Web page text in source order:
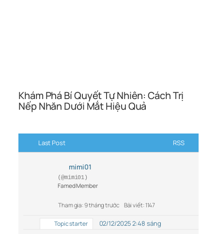
Khám Phá Bí Quyết Tự Nhiên: Cách Trị
Nếp Nhăn Dưới Mắt Hiệu Quả
Last Post RSS
mimi01
(@mimi01)
Famed Member
Tham gia: 9 tháng trước Bài viết: 1147
Topic starter 02/12/2025 2:48 sáng